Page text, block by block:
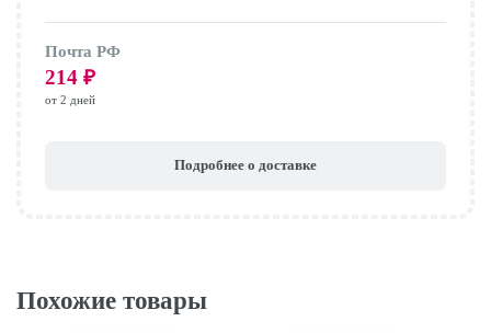
Почта РФ
214 ₽
от 2 дней
Подробнее о доставке
Похожие товары